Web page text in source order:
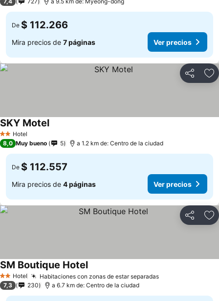
De $ 112.266
Mira precios de 7 páginas Ver precios
Compartir
2 Estrellas
Hotel
SKY Motel
8,0 Muy bueno 5 a 1.2 km de: Centro de la ciudad
De $ 112.557
Mira precios de 4 páginas Ver precios
Compartir
2 Estrellas
Hotel Habitaciones con zonas de estar separadas
SM Boutique Hotel
7,3 230 a 6.7 km de: Centro de la ciudad